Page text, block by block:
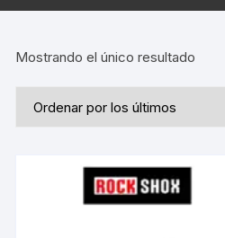
Mostrando el único resultado